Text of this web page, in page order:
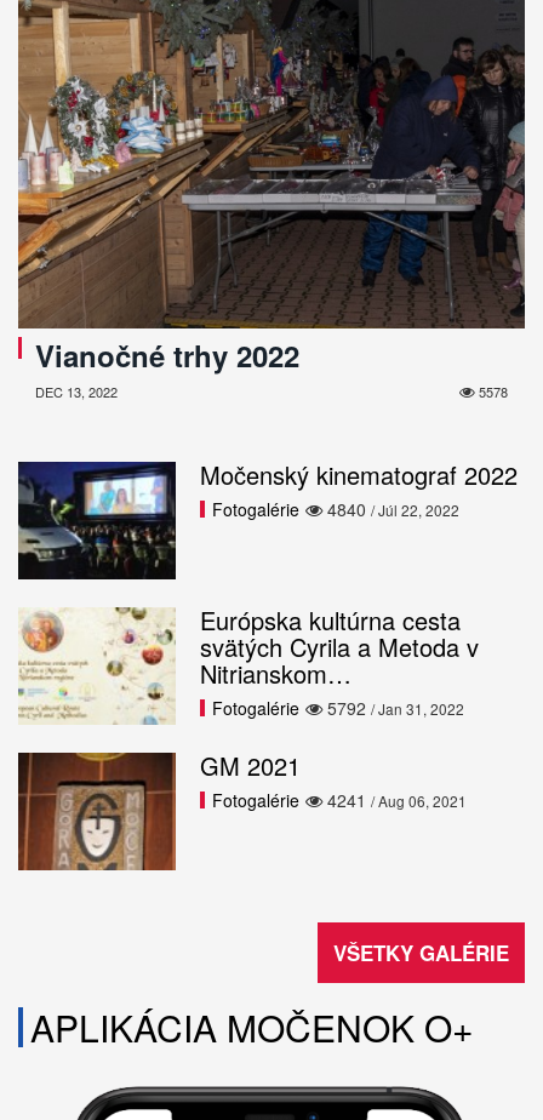
Vianočné trhy 2022
5578
DEC 13, 2022
Močenský kinematograf 2022
4840
Fotogalérie / Júl 22, 2022
Európska kultúrna cesta
svätých Cyrila a Metoda v
Nitrianskom…
5792
Fotogalérie / Jan 31, 2022
GM 2021
4241
Fotogalérie / Aug 06, 2021
VŠETKY GALÉRIE
APLIKÁCIA MOČENOK O+